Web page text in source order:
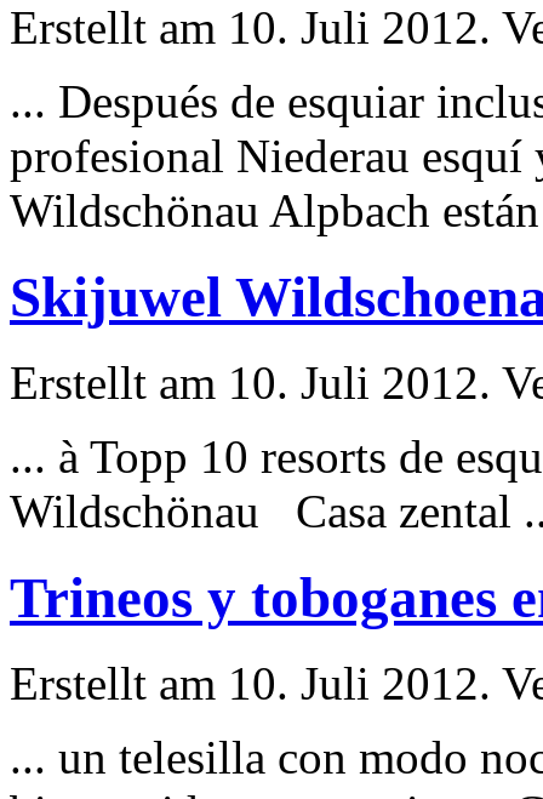
Erstellt am 10. Juli 2012.
... Después de esquiar
profesional Niederau
Wildschönau Alpbach
Skijuwel
Erstellt am 10. Juli 2012.
... à Topp 10 resorts de
Wildschönau Casa zental
Trineos y toboganes
Erstellt am 10. Juli 2012.
... un telesilla con modo